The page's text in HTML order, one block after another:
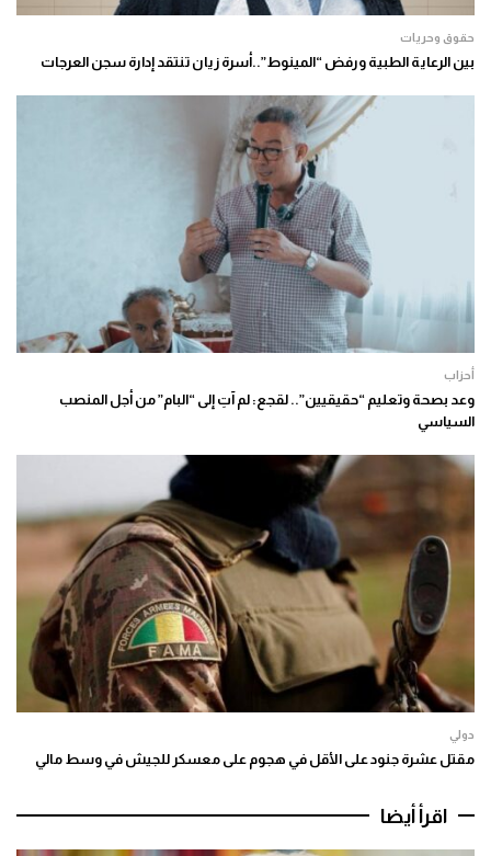
حقوق وحريات
بين الرعاية الطبية ورفض “المينوط”..أسرة زيان تنتقد إدارة سجن العرجات
أحزاب
وعد بصحة وتعليم “حقيقيين”.. لقجع: لم آتِ إلى “البام” من أجل المنصب
السياسي
دولي
مقتل عشرة جنود على الأقل في هجوم على معسكر للجيش في وسط مالي
اقرأ أيضا